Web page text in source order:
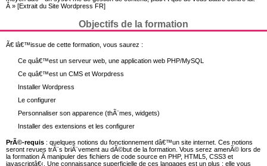
Â » [Extrait du Site Wordpress FR]
Objectifs de la formation
Ã€ lâ€™issue de cette formation, vous saurez :
Ce quâ€™est un serveur web, une application web PHP/MySQL
Ce quâ€™est un CMS et Worpdress
Installer Wordpress
Le configurer
Personnaliser son apparence (thÃ¨mes, widgets)
Installer des extensions et les configurer
PrÃ©-requis : quelques notions du fonctionnement dâ€™un site internet. Ces notions
seront revues trÃ¨s briÃ¨vement au dÃ©but de la formation. Vous serez amenÃ© lors de
la formation Ã manipuler des fichiers de code source en PHP, HTML5, CSS3 et
javascriptâ€‹. Une connaissance superficielle de ces langages est un plus ; elle vous